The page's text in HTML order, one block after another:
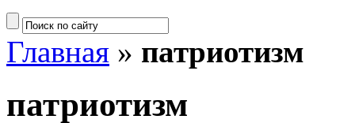
Главная » патриотизм
патриотизм